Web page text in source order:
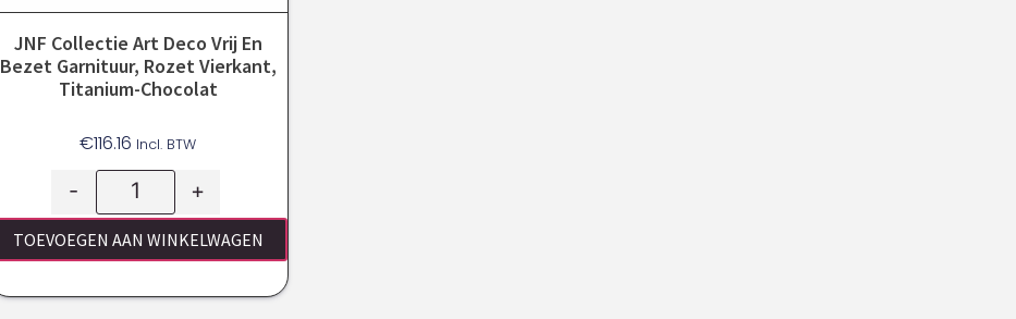
JNF Collectie Art Deco Vrij En
Bezet Garnituur, Rozet Vierkant,
Titanium-Chocolat
€116.16 Incl. BTW
- +
TOEVOEGEN AAN WINKELWAGEN